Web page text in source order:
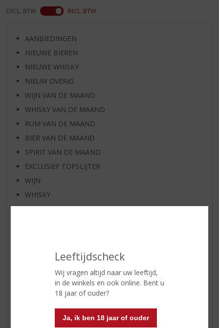
Leeftijdscheck
Wij vragen altijd naar uw leeftijd,
in de winkels en ook online. Bent u
18 jaar of ouder?
Ja, ik ben 18 jaar of ouder
EXCL. BTW INCL. BTW
AANBIEDINGEN
NIEUWE BIEREN
NIEUWE WHISKY
NIEUW OVERIG
WIJN VAN DE MAAND
WHISKY VAN DE MAAND
RUM VAN DE MAAND
BIER VAN DE MAAND
SPIRIT VAN DE MAAND
EXCLUSIEF TOPSLIJTER
WIJN
WHISKY
BIER
FRISDRANK
GLASWERK
GESCHENKVERPAKKING
(RELATIE)GESCHENKEN